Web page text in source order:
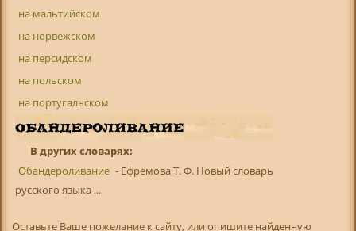
на мальтийском
на норвежском
на персидском
на польском
на португальском
В других словарях:
Обандероливание - Ефремова Т. Ф. Новый словарь
русского языка ...
Оставьте Ваше пожелание к сайту, или опишите найденную